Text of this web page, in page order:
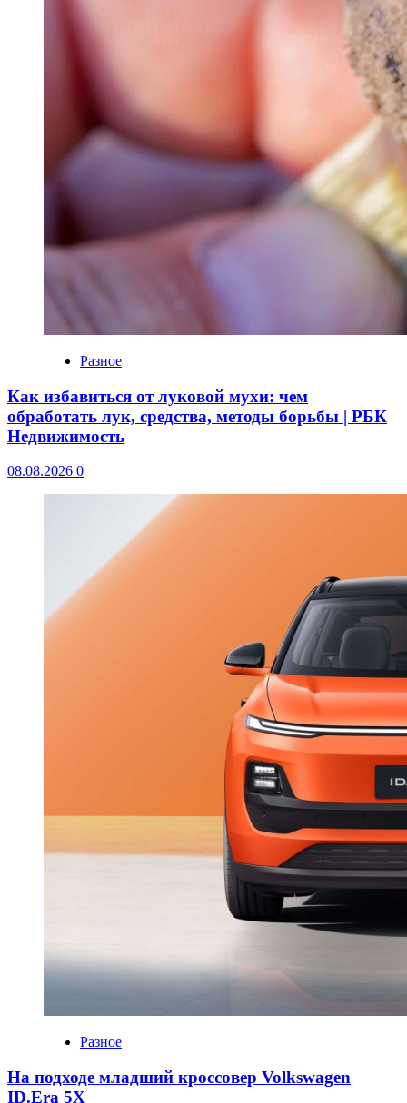
Разное
Как избавиться от луковой мухи: чем
обработать лук, средства, методы борьбы | РБК
Недвижимость
08.08.2026 0
Разное
На подходе младший кроссовер Volkswagen
ID.Era 5X